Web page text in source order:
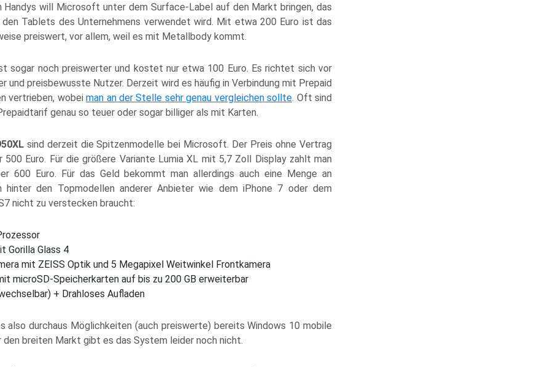
Handys will Microsoft unter dem Surface-Label auf den Markt bringen, das
Tablets des Unternehmens verwendet wird. Mit etwa 200 Euro ist das
preiswert, vor allem, weil es mit Metallbody kommt.
sogar noch preiswerter und kostet nur etwa 100 Euro. Es richtet sich vor
und preisbewusste Nutzer. Derzeit wird es häufig in Verbindung mit Prepaid
vertrieben, wobeiman an der Stelle sehr genau vergleichen sollte. Oft sind
genau so teuer oder sogar billiger als mit Karten.
sind derzeit die Spitzenmodelle bei Microsoft. Der Preis ohne Vertrag
500 Euro. Für die größere Variante Lumia XL mit 5,7 Zoll Display zahlt man
600 Euro. Für das Geld bekommt man allerdings auch eine Menge an
hinter den Topmodellen anderer Anbieter wie dem iPhone 7 oder dem
nicht zu verstecken braucht:
Gorilla Glass 4
mit ZEISS Optik und 5 Megapixel Weitwinkel Frontkamera
microSD-Speicherkarten auf bis zu 200 GB erweiterbar
+ Drahloses Aufladen
also durchaus Möglichkeiten (auch preiswerte) bereits Windows 10 mobile
den breiten Markt gibt es das System leider noch nicht.